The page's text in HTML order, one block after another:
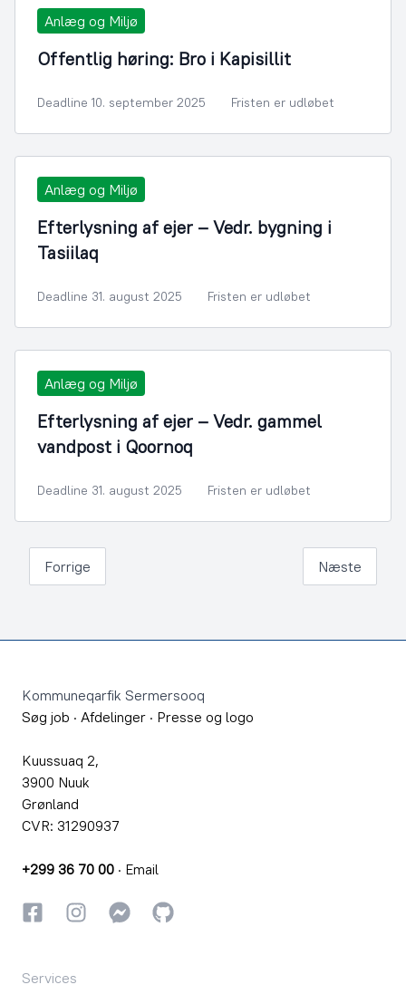
Anlæg og Miljø
Offentlig høring: Bro i Kapisillit
Deadline 10. september 2025 Fristen er udløbet
Anlæg og Miljø
Efterlysning af ejer – Vedr. bygning i
Tasiilaq
Deadline 31. august 2025 Fristen er udløbet
Anlæg og Miljø
Efterlysning af ejer – Vedr. gammel
vandpost i Qoornoq
Deadline 31. august 2025 Fristen er udløbet
Forrige Næste
Kommuneqarfik Sermersooq
Søg job · Afdelinger · Presse og logo
Kuussuaq 2,
3900 Nuuk
Grønland
CVR: 31290937
+299 36 70 00 · Email
FacebookInstagramInstagram
GitHub
Services